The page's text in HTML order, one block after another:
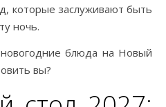
которые заслуживают быть
ночь.
блюда на Новый
вы?